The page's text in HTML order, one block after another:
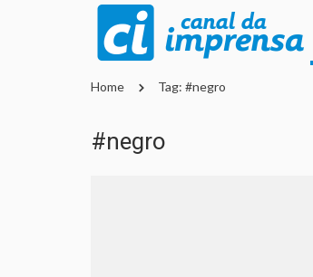
Home Tag: #negro
#negro